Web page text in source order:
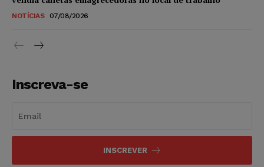
NOTÍCIAS 07/08/2026
Inscreva-se
INSCREVER